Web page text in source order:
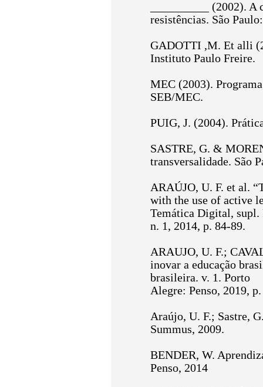
__________ (2002).
resistências. São
GADOTTI ,M. Et alli
Instituto Paulo Freire.
MEC (2003).
SEB/MEC.
PUIG, J. (2004).
SASTRE, G. &
transversalidade. São
ARAÚJO, U. F. et al.
with the use of active
Temática Digital, supl.
n. 1, 2014, p. 84-89.
ARAUJO, U. F.;
inovar a educação
brasileira. v. 1. Porto
Alegre: Penso, 2019,
Araújo, U. F.; Sastre,
Summus, 2009.
BENDER, W.
Penso, 2014